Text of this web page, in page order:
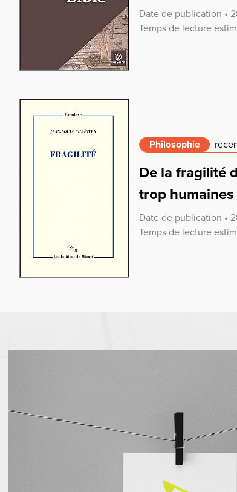
Date de publication •
Temps de lecture
Philosophie
De la fragilité
trop humaines
Date de publication •
Temps de lecture